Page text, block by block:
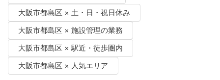
大阪市都島区 × 土・日・祝日休み
大阪市都島区 × 施設管理の業務
大阪市都島区 × 駅近・徒歩圏内
大阪市都島区 × 人気エリア